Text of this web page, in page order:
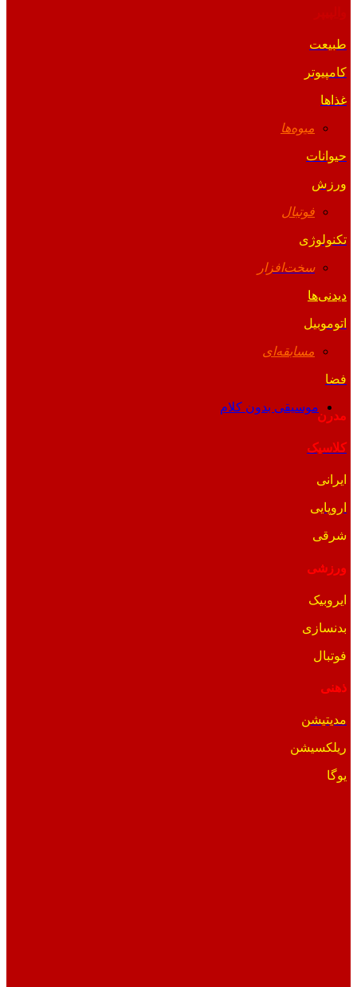
طبیعت
کامپیوتر
غذاها
میوه‌ها
حیوانات
ورزش
فوتبال
تکنولوژی
سخت‌افزار
دیدنی‌ها
اتوموبیل
مسابقه‌ای
فضا
موسیقی بدون کلام
مدرن
کلاسیک
ایرانی
اروپایی
شرقی
ورزشی
ایروبیک
بدنسازی
فوتبال
ذهنی
مدیتیشن
ریلکسیشن
یوگا